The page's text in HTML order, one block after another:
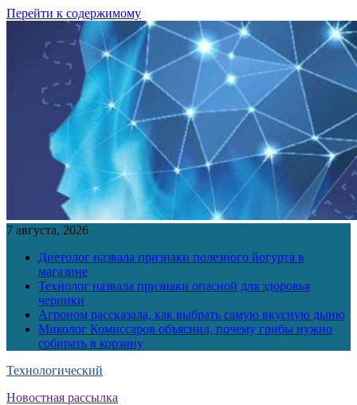
Перейти к содержимому
7 августа, 2026
Диетолог назвала признаки полезного йогурта в
магазине
Технолог назвала признаки опасной для здоровья
черники
Агроном рассказала, как выбрать самую вкусную дыню
Миколог Комиссаров объяснил, почему грибы нужно
собирать в корзину
Технологический
Новостная рассылка